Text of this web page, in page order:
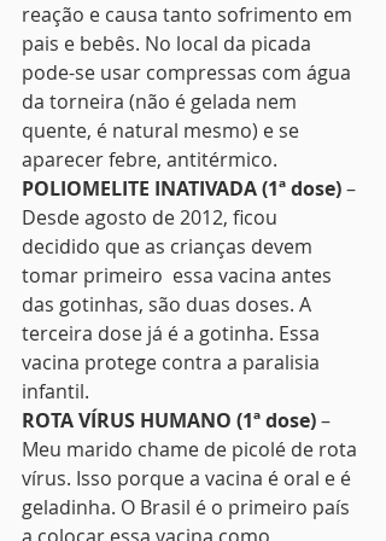
reação e causa tanto sofrimento em
pais e bebês. No local da picada
pode-se usar compressas com água
da torneira (não é gelada nem
quente, é natural mesmo) e se
aparecer febre, antitérmico.
POLIOMELITE INATIVADA (1ª dose) –
Desde agosto de 2012, ficou
decidido que as crianças devem
tomar primeiro  essa vacina antes
das gotinhas, são duas doses. A
terceira dose já é a gotinha. Essa
vacina protege contra a paralisia
infantil.
ROTA VÍRUS HUMANO (1ª dose) –
Meu marido chame de picolé de rota
vírus. Isso porque a vacina é oral e é
geladinha. O Brasil é o primeiro país